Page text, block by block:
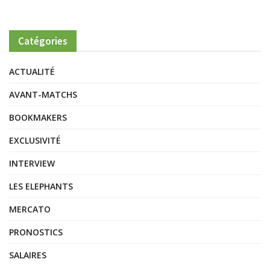
Catégories
ACTUALITÉ
AVANT-MATCHS
BOOKMAKERS
EXCLUSIVITÉ
INTERVIEW
LES ELEPHANTS
MERCATO
PRONOSTICS
SALAIRES